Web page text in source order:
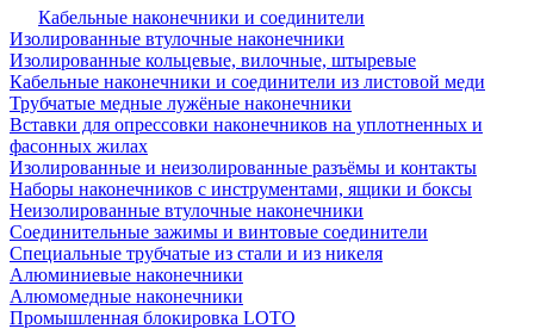
Кабельные наконечники и соединители
Изолированные втулочные наконечники
Изолированные кольцевые, вилочные, штыревые
Кабельные наконечники и соединители из листовой меди
Трубчатые медные лужёные наконечники
Вставки для опрессовки наконечников на уплотненных и
фасонных жилах
Изолированные и неизолированные разъёмы и контакты
Наборы наконечников с инструментами, ящики и боксы
Неизолированные втулочные наконечники
Соединительные зажимы и винтовые соединители
Специальные трубчатые из стали и из никеля
Алюминиевые наконечники
Алюмомедные наконечники
Промышленная блокировка LOTO